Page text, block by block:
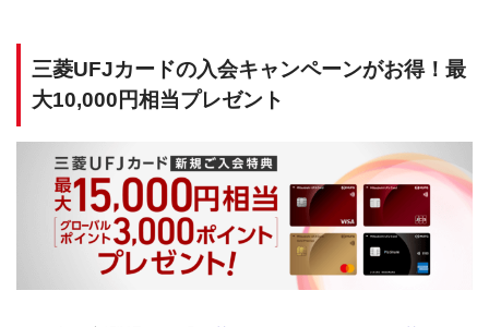
三菱UFJカードの入会キャンペーンがお得！最
大10,000円相当プレゼント